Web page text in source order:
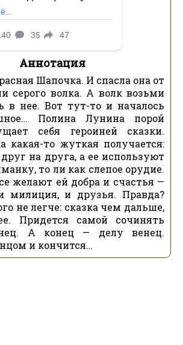
Аннотация
Шапочка. И спасла она от
серого волка. А волк возьми
в нее. Вот тут-то и началось
Полина Лунина порой
себя героиней сказки.
какая-то жуткая получается:
на друга, а ее используют
то ли как слепое орудие.
желают ей добра и счастья —
милиция, и друзья. Правда?
не легче: сказка чем дальше,
Придется самой сочинять
А конец — делу венец.
и кончится…